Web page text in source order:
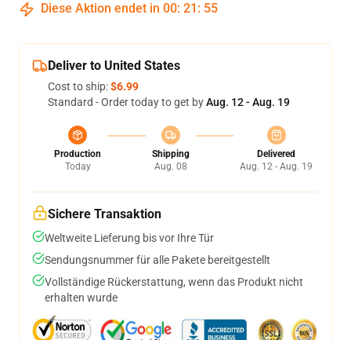
Diese Aktion endet in 00: 21 : 54
Deliver to United States
Cost to ship:$6.99
Standard - Order today to get byAug. 12 - Aug. 19
Production
Today
Shipping
Aug. 08
Delivered
Aug. 12 - Aug. 19
Sichere Transaktion
Weltweite Lieferung bis vor Ihre Tür
Sendungsnummer für alle Pakete bereitgestellt
Vollständige Rückerstattung, wenn das Produkt nicht
erhalten wurde